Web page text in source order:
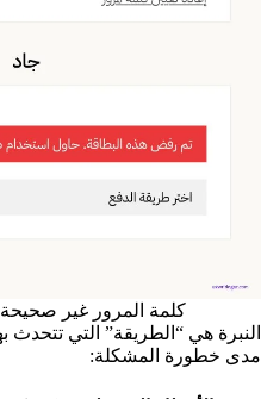
كلمة المرور غير
النبرة هي “الطريقة” التي تتحدث
مدى خطورة المشكلة: